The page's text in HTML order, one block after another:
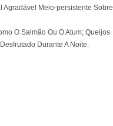
Agradável Meio-persistente Sobre
O Salmão Ou O Atum; Queijos
Durante A Noite.